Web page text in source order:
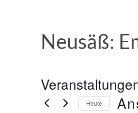
Neusäß:
Heute